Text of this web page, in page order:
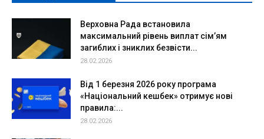
Верховна Рада встановила
максимальний рівень виплат сім’ям
загиблих і зниклих безвісти...
28.02.2026
Від 1 березня 2026 року програма
«Національний кешбек» отримує нові
правила:...
28.02.2026